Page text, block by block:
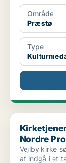
Område
Præstø
Type
Kirketjener ved
Nordre
Vejlby kirke
at indgå i et